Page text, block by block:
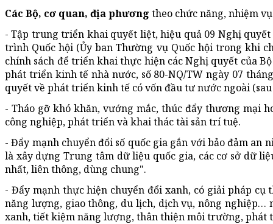
Các Bộ, cơ quan, địa phương theo chức năng, nhiệm
- Tập trung triển khai quyết liệt, hiệu quả 09 Nghị
trình Quốc hội (Ủy ban Thường vụ Quốc hội trong khi
chính sách để triển khai thực hiện các Nghị quyết của
phát triển kinh tế nhà nước, số 80-NQ/TW ngày 07
quyết về phát triển kinh tế có vốn đầu tư nước ngoài
- Tháo gỡ khó khăn, vướng mắc, thúc đẩy thương mại
công nghiệp, phát triển và khai thác tài sản trí tuệ.
- Đẩy mạnh chuyển đổi số quốc gia gắn với bảo đảm an
là xây dựng Trung tâm dữ liệu quốc gia, các cơ sở dữ
nhất, liên thông, dùng chung".
- Đẩy mạnh thực hiện chuyển đổi xanh, có giải pháp
năng lượng, giao thông, du lịch, dịch vụ, nông
xanh, tiết kiệm năng lượng, thân thiện môi trường, phát